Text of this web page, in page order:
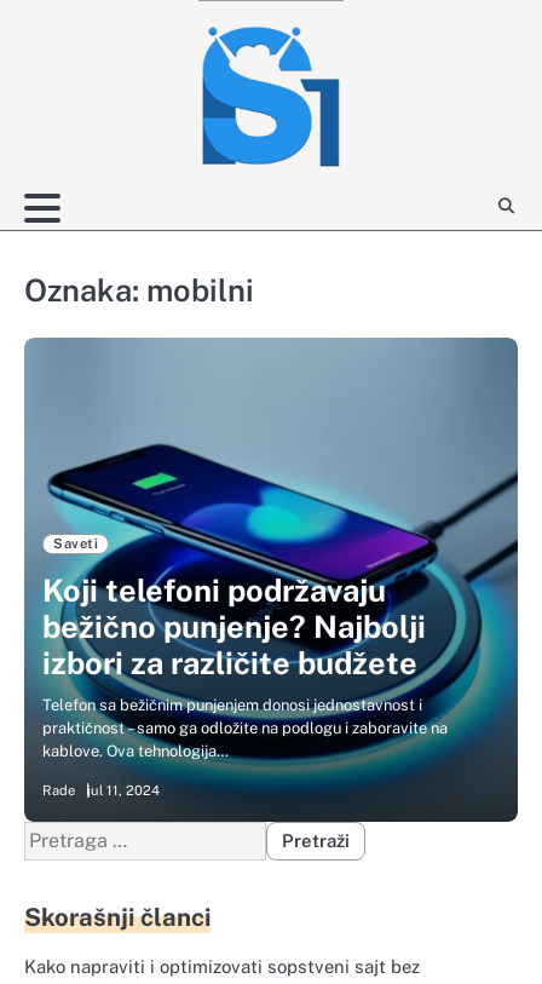
Oznaka: mobilni
Saveti
Koji telefoni podržavaju
bežično punjenje? Najbolji
izbori za različite budžete
Telefon sa bežičnim punjenjem donosi jednostavnost i
praktičnost – samo ga odložite na podlogu i zaboravite na
kablove. Ova tehnologija…
Rade jul 11, 2024
Pretraga
za:
Skorašnji članci
Kako napraviti i optimizovati sopstveni sajt bez